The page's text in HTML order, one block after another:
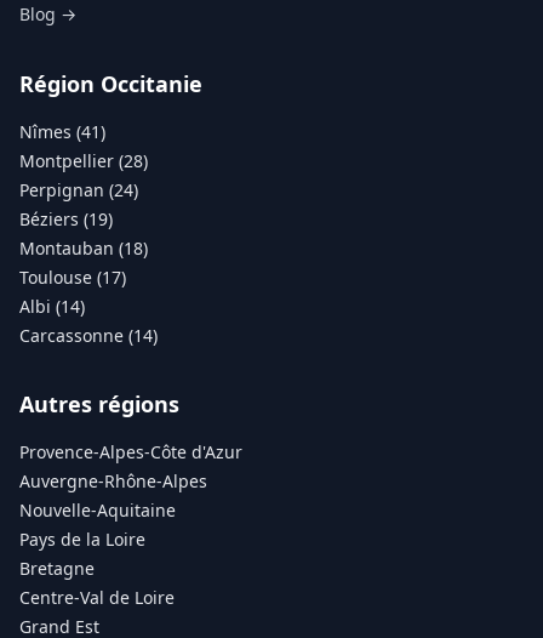
Blog →
Région Occitanie
Nîmes (41)
Montpellier (28)
Perpignan (24)
Béziers (19)
Montauban (18)
Toulouse (17)
Albi (14)
Carcassonne (14)
Autres régions
Provence-Alpes-Côte d'Azur
Auvergne-Rhône-Alpes
Nouvelle-Aquitaine
Pays de la Loire
Bretagne
Centre-Val de Loire
Grand Est